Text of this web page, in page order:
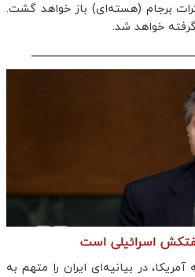
برجام (هسته‌ای) باز خواهد گشت.
خواهد شد.
اسرائیلی است
در بیانیه‌ای ایران را متهم به